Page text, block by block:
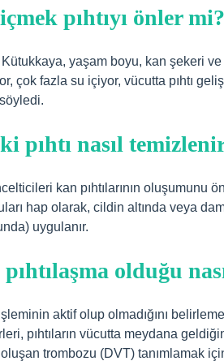
pıhtıyı önler mi?
yaşam boyu, kan şekeri ve
çok fazla su içiyor, vücutta pıhtı
söyledi.
pıhtı nasıl
kan pıhtılarının oluşumunu
hap olarak, cildin altında veya
uygulanır.
olduğu
işleminin aktif olup olmadığını
pıhtıların vücutta meydana
trombozu (DVT) tanımlamak